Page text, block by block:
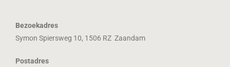
Bezoekadres
Symon Spiersweg 10, 1506 RZ Zaandam
Postadres